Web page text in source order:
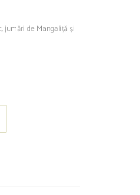
jumări de Mangaliță și